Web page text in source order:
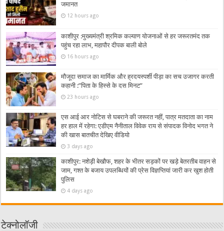
जमानत
12 hours ago
काशीपुर :मुख्यमंत्री श्रमिक कल्याण योजनाओं से हर जरूरतमंद तक
पहुंच रहा लाभ, महापौर दीपक बाली बोले
16 hours ago
मौजूदा समाज का मार्मिक और ह्रदयस्पर्शी पीड़ा का सच उजागर करती
कहानी :”पिता के हिस्से के दस मिनट”
23 hours ago
एस आई आर नोटिस से घबराने की जरूरत नहीं, पात्र मतदाता का नाम
हर हाल में रहेगा: एडीएम नैनीताल विवेक राय से संपादक विनोद भगत ने
की खास बातचीत देखिए वीडियो
3 days ago
काशीपुर: नशेड़ी बेखौफ, शहर के भीतर सड़कों पर खड़े बेतरतीब वाहन से
जाम, गश्त के बजाय उपलब्धियों की प्रेस विज्ञप्तियां जारी कर खुश होती
पुलिस
4 days ago
टेक्नोलॉजी